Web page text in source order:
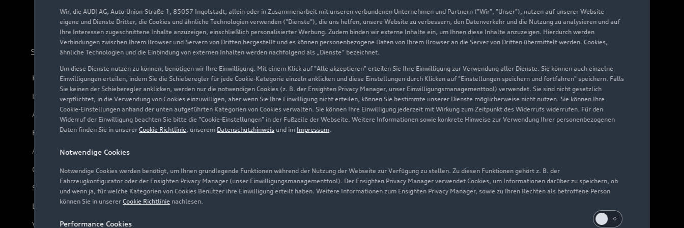
Wir, die AUDI AG, Auto-Union-Straße 1, 85057 Ingolstadt, allein oder in Zusammenarbeit mit unseren verbundenen Unternehmen und Partnern ("Wir", "Unser"), nutzen auf unserer Website
eigene und Dienste Dritter, die Cookies und ähnliche Technologien verwenden ("Dienste"), die uns helfen, unsere Website zu verbessern, den Datenverkehr und die Nutzung zu analysieren und auf
Ihre Interessen zugeschnittene Inhalte anzuzeigen, einschließlich personalisierter Werbung. Zudem binden wir externe Inhalte ein, um Ihnen diese Inhalte anzuzeigen. Hierdurch werden
Verbindungen zwischen Ihrem Browser und Servern von Dritten hergestellt und es können personenbezogene Daten von Ihrem Browser an die Server von Dritten übermittelt werden. Cookies,
ähnliche Technologien und die Einbindung von externen Inhalten werden nachfolgend als „Dienste“ bezeichnet.
Um diese Dienste nutzen zu können, benötigen wir Ihre Einwilligung. Mit einem Klick auf "Alle akzeptieren" erteilen Sie Ihre Einwilligung zur Verwendung aller Dienste. Sie können auch einzelne
Einwilligungen erteilen, indem Sie die Schieberegler für jede Cookie-Kategorie einzeln anklicken und diese Einstellungen durch Klicken auf "Einstellungen speichern und fortfahren" speichern. Falls
Sie keinen der Schieberegler anklicken, werden nur die notwendigen Cookies (z. B. der Ensighten Privacy Manager, unser Einwilligungsmanagementtool) verwendet. Sie sind nicht gesetzlich
verpflichtet, in die Verwendung von Cookies einzuwilligen, aber wenn Sie Ihre Einwilligung nicht erteilen, können Sie bestimmte unserer Dienste möglicherweise nicht nutzen. Sie können Ihre
Cookie-Einstellungen anhand der unten aufgeführten Kategorien von Cookies verwalten. Sie können Ihre Einwilligung jederzeit mit Wirkung zum Zeitpunkt des Widerrufs widerrufen. Für den
Widerruf der Einwilligung beachten Sie bitte die "Cookie-Einstellungen" in der Fußzeile der Webseite. Weitere Informationen sowie konkrete Hinweise zur Verwendung Ihrer personenbezogenen
Daten finden Sie in unsererCookie Richtlinie, unserem Datenschutzhinweis und im Impressum.
Notwendige Cookies
Notwendige Cookies werden benötigt, um Ihnen grundlegende Funktionen während der Nutzung der Webseite zur Verfügung zu stellen. Zu diesen Funktionen gehört z. B. der
Fahrzeugkonfigurator oder der Ensighten Privacy Manager (unser Einwilligungsmanagementtool). Der Ensighten Privacy Manager verwendet Cookies, um Informationen darüber zu speichern, ob
und wenn ja, für welche Kategorien von Cookies Benutzer ihre Einwilligung erteilt haben. Weitere Informationen zum Ensighten Privacy Manager, sowie zu Ihren Rechten als betroffene Person
können Sie in unsererCookie Richtlinie nachlesen.
Performance Cookies
Geschäftskunden
Support
Kundenservice
Händlersuche
Audi Code
Häufige Fragen (FAQ)
Audi Online Beratung
Online-Terminvereinbarung
Servicekontakt
Bordbuch & Bedienungsanleitungen
Verträge kündigen
Über Audi
Unternehmen
Karriere
Investor Relations
Presse & Media Center
Audi erleben
Newsletter